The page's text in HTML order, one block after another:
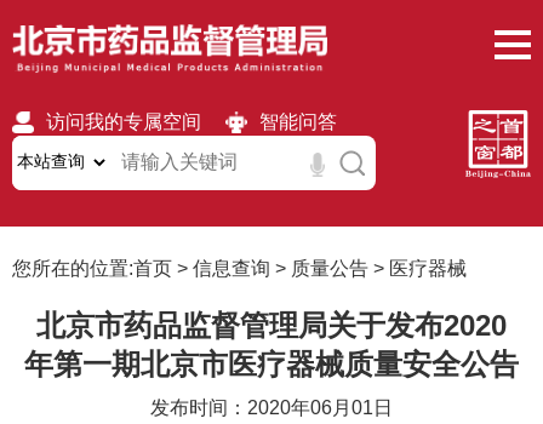
访问我的专属空间 智能问答
无障碍 繁體 移动版
您所在的位置:首页 > 信息查询 > 质量公告 > 医疗器械
北京市药品监督管理局关于发布2020
年第一期北京市医疗器械质量安全公告
发布时间：2020年06月01日